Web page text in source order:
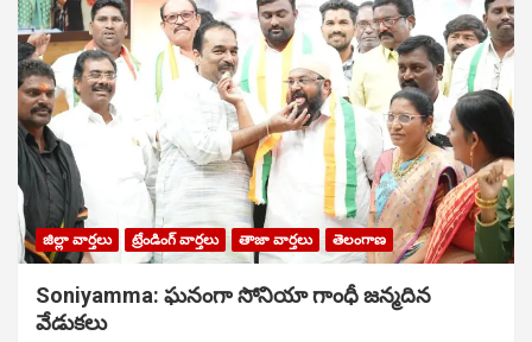
జిల్లా వార్తలు ట్రేండింగ్ వార్తలు తాజా వార్తలు తెలంగాణ
Soniyamma: ఘ‌నంగా సోనియా గాంధీ జ‌న్మ‌దిన
వేడుక‌లు